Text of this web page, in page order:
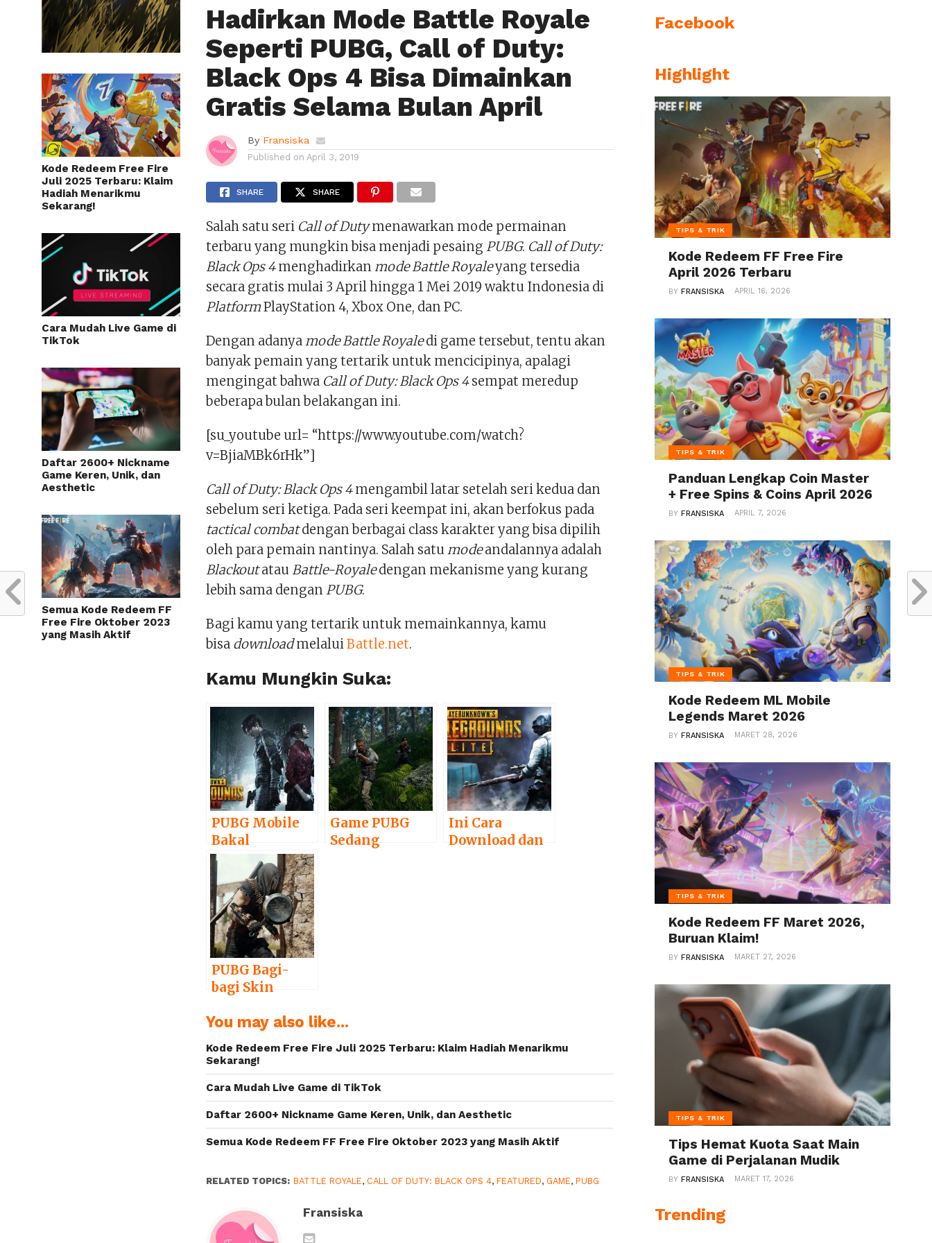
Kode Redeem Free Fire
Juli 2025 Terbaru: Klaim
Hadiah Menarikmu
Sekarang!
Cara Mudah Live Game di
TikTok
Daftar 2600+ Nickname
Game Keren, Unik, dan
Aesthetic
Semua Kode Redeem FF
Free Fire Oktober 2023
yang Masih Aktif
Hadirkan Mode Battle Royale
Seperti PUBG, Call of Duty:
Black Ops 4 Bisa Dimainkan
Gratis Selama Bulan April
By Fransiska
Published on April 3, 2019
SHARE SHARE
Salah satu seri Call of Dutymenawarkan mode permainan
terbaru yang mungkin bisa menjadi pesaing PUBG. Call of Duty:
Black Ops 4menghadirkan mode Battle Royaleyang tersedia
secara gratis mulai 3 April hingga 1 Mei 2019 waktu Indonesia di
PlatformPlayStation 4, Xbox One, dan PC.
Dengan adanya mode Battle Royaledi game tersebut, tentu akan
banyak pemain yang tertarik untuk mencicipinya, apalagi
mengingat bahwa Call of Duty: Black Ops 4sempat meredup
beberapa bulan belakangan ini.
[su_youtube url= “https://www.youtube.com/watch?
v=BjiaMBk6rHk”]
Call of Duty: Black Ops 4mengambil latar setelah seri kedua dan
sebelum seri ketiga. Pada seri keempat ini, akan berfokus pada
tactical combatdengan berbagai class karakter yang bisa dipilih
oleh para pemain nantinya. Salah satu modeandalannya adalah
Blackoutatau Battle-Royaledengan mekanisme yang kurang
lebih sama dengan PUBG.
Bagi kamu yang tertarik untuk memainkannya, kamu
bisa downloadmelaluiBattle.net.
Kamu Mungkin Suka:
PUBG Mobile
Bakal
Kolaborasi
dengan
Resident Evil 2
Remake
Game PUBG
Sedang
Ini Cara
Download dan
PUBG Bagi-
bagi Skin
Zero Dawn, Ini
You may also like...
Kode Redeem Free Fire Juli 2025 Terbaru: Klaim Hadiah Menarikmu
Sekarang!
Cara Mudah Live Game di TikTok
Daftar 2600+ Nickname Game Keren, Unik, dan Aesthetic
Semua Kode Redeem FF Free Fire Oktober 2023 yang Masih Aktif
RELATED TOPICS: BATTLE ROYALE, CALL OF DUTY: BLACK OPS 4,FEATURED, GAME,PUBG
Fransiska
Facebook
Highlight
TIPS & TRIK
Kode Redeem FF Free Fire
April 2026 Terbaru
BYFRANSISKA APRIL 16, 2026
TIPS & TRIK
Panduan Lengkap Coin Master
+ Free Spins & Coins April 2026
BYFRANSISKA APRIL 7, 2026
TIPS & TRIK
Kode Redeem ML Mobile
Legends Maret 2026
BYFRANSISKA MARET 28, 2026
TIPS & TRIK
Kode Redeem FF Maret 2026,
Buruan Klaim!
BYFRANSISKA MARET 27, 2026
TIPS & TRIK
Tips Hemat Kuota Saat Main
Game di Perjalanan Mudik
BYFRANSISKA MARET 17, 2026
Trending